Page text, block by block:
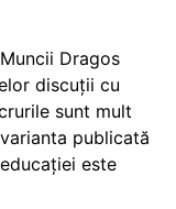
Dragos
discuții cu
sunt mult
publicată
este